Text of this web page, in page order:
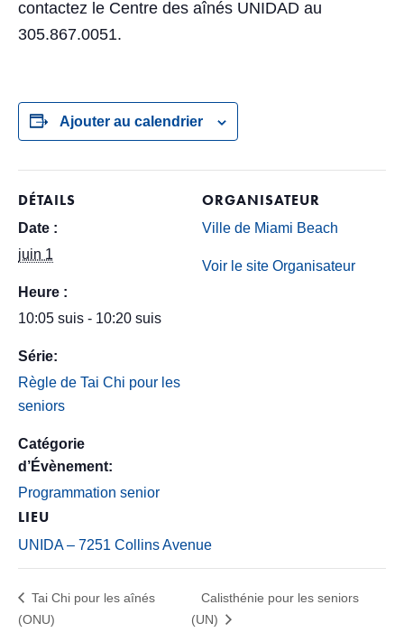
contactez le Centre des aînés UNIDAD au
305.867.0051.
Ajouter au calendrier
DÉTAILS
Date :
juin 1
Heure :
10:05 suis - 10:20 suis
Série:
Règle de Tai Chi pour les
seniors
Catégorie
d’Évènement:
Programmation senior
LIEU
UNIDA – 7251 Collins Avenue
ORGANISATEUR
Ville de Miami Beach
Voir le site Organisateur
Tai Chi pour les aînés
(ONU)
Calisthénie pour les seniors
(UN)